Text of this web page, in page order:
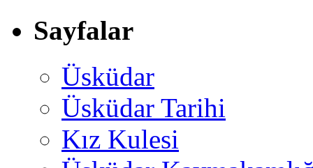
Sayfalar
Üsküdar
Üsküdar Tarihi
Kız Kulesi